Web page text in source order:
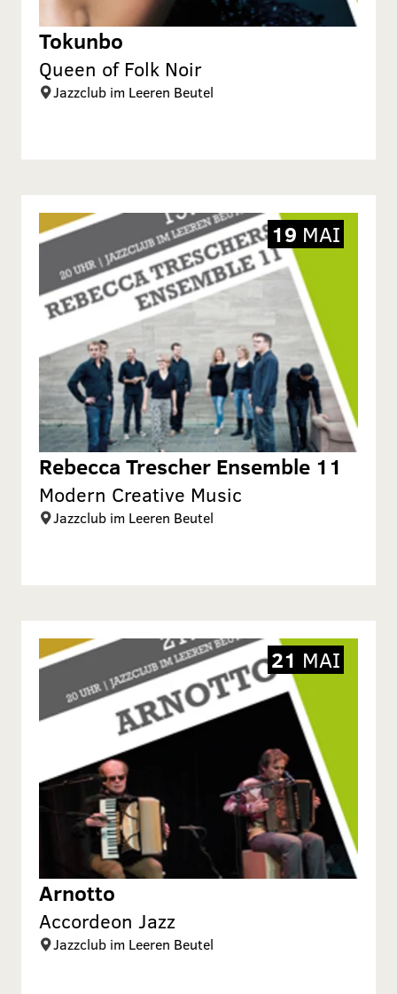
Tokunbo
Queen of Folk Noir
Jazzclub im Leeren Beutel
Rebecca Trescher Ensemble 11
Modern Creative Music
Jazzclub im Leeren Beutel
19 MAI
Arnotto
Accordeon Jazz
Jazzclub im Leeren Beutel
21 MAI